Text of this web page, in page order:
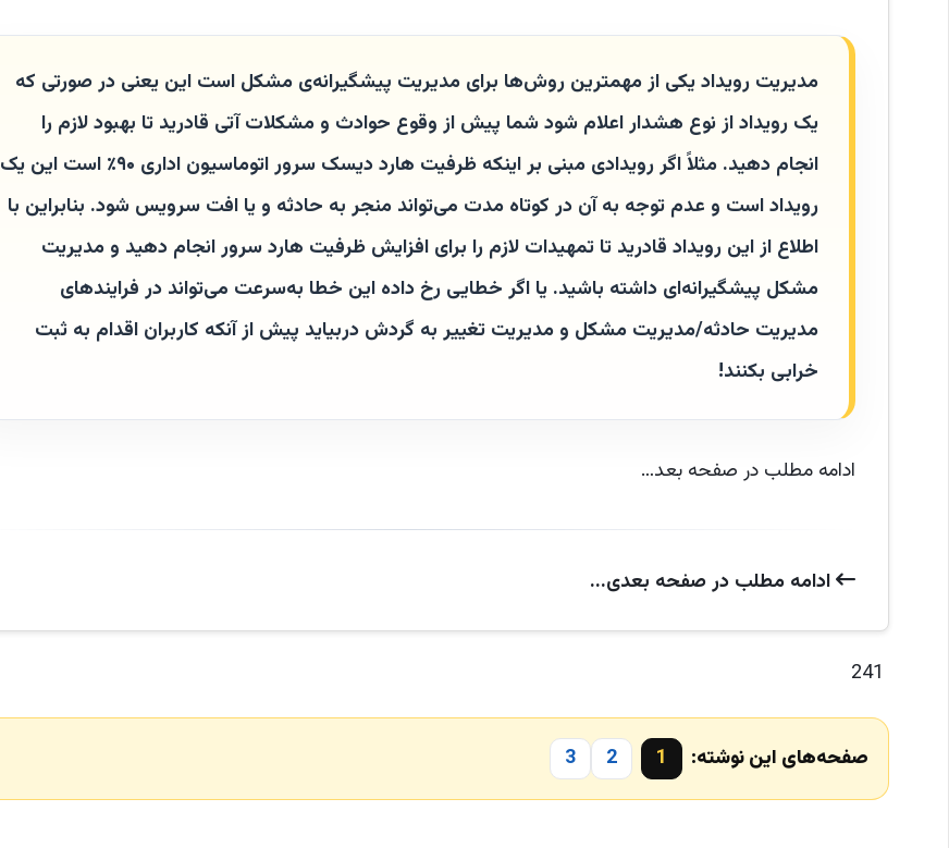
مدیریت رویداد یکی از مهمترین روش‌ها برای مدیریت پیشگیرانه‌ی مشکل است این یعنی در صورتی که
یک رویداد از نوع هشدار اعلام شود شما پیش از وقوع حوادث و مشکلات آتی قادرید تا بهبود لازم را
انجام دهید. مثلاً اگر رویدادی مبنی بر اینکه ظرفیت هارد دیسک سرور اتوماسیون اداری ۹۰٪ است این یک
رویداد است و عدم توجه به آن در کوتاه مدت می‌تواند منجر به حادثه و یا افت سرویس شود. بنابراین با
اطلاع از این رویداد قادرید تا تمهیدات لازم را برای افزایش ظرفیت هارد سرور انجام دهید و مدیریت
مشکل پیشگیرانه‌ای داشته باشید. یا اگر خطایی رخ داده این خطا به‌سرعت می‌تواند در فرایندهای
مدیریت حادثه/مدیریت مشکل و مدیریت تغییر به گردش دربیاید پیش از آنکه کاربران اقدام به ثبت
خرابی بکنند!
ادامه مطلب در صفحه بعد…
ادامه‌ مطلب در صفحه‌ بعدی...
241
صفحه‌های این نوشته: 1
2
3